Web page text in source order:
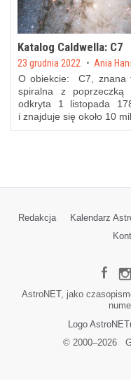
Katalog Caldwella: C7
Posted on
23 grudnia 2022 by Ania
O obiekcie: C7, znana
spiralna z poprzeczką
odkryta 1 listopada
i znajduje się około 10
Redakcja Kalendarz
AstroNET, jako
Logo
© 2000–2026